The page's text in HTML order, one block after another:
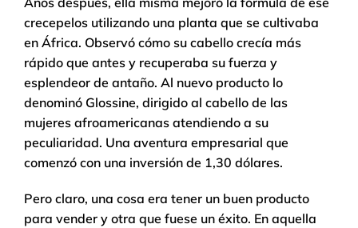
crecepelos utilizando una planta que se cultivaba
en África. Observó cómo su cabello crecía más
rápido que antes y recuperaba su fuerza y
esplendeor de antaño. Al nuevo producto lo
denominó Glossine, dirigido al cabello de las
mujeres afroamericanas atendiendo a su
peculiaridad. Una aventura empresarial que
comenzó con una inversión de 1,30 dólares.
Pero claro, una cosa era tener un buen producto
para vender y otra que fuese un éxito. En aquella